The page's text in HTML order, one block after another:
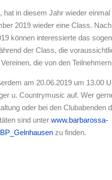
in diesem Jahr wieder
2019 wieder eine Class.
können interessierte das
der Class, die
die von den
am 20.06.2019 um 13.00
u. Countrymusic auf. Wer
oder bei den Clubabenden
sind unter www.barbarossa-
zu finden.